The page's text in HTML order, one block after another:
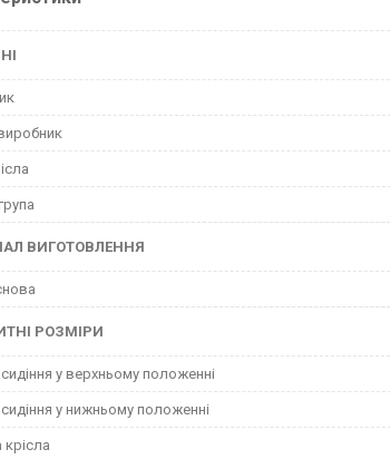
ВИГОТОВЛЕННЯ
РОЗМІРИ
у верхньому положенні
у нижньому положенні
крісла